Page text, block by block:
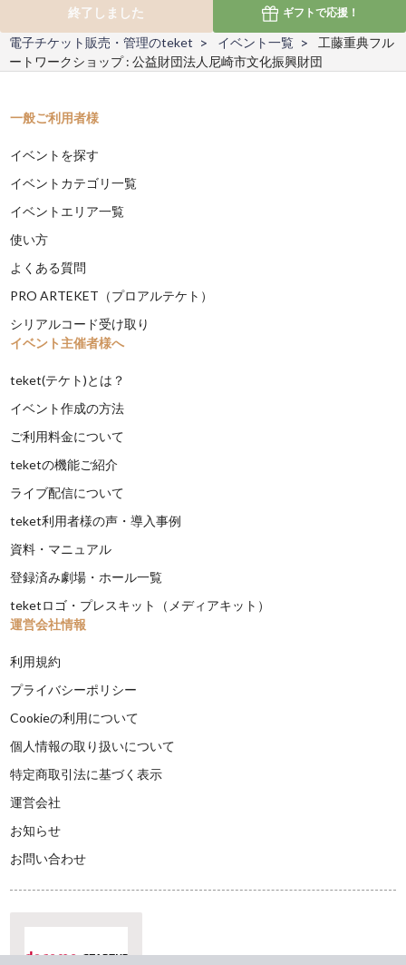
終了しました
ギフトで応援！
電子チケット販売・管理のteket イベント一覧
工藤重典フル
ートワークショップ : 公益財団法人尼崎市文化振興財団
一般ご利用者様
イベントを探す
イベントカテゴリ一覧
イベントエリア一覧
使い方
よくある質問
PRO ARTEKET（プロアルテケト）
シリアルコード受け取り
イベント主催者様へ
teket(テケト)とは？
イベント作成の方法
ご利用料金について
teketの機能ご紹介
ライブ配信について
teket利用者様の声・導入事例
資料・マニュアル
登録済み劇場・ホール一覧
teketロゴ・プレスキット（メディアキット）
運営会社情報
利用規約
プライバシーポリシー
Cookieの利用について
個人情報の取り扱いについて
特定商取引法に基づく表示
運営会社
お知らせ
お問い合わせ